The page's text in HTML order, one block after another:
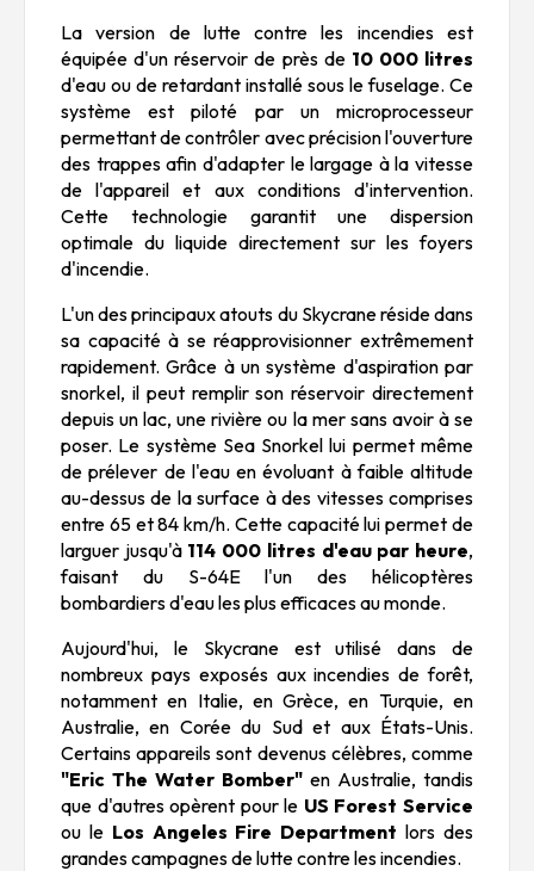
La version de lutte contre les incendies est
équipée d'un réservoir de près de 10 000 litres
d'eau ou de retardant installé sous le fuselage. Ce
système est piloté par un microprocesseur
permettant de contrôler avec précision l'ouverture
des trappes afin d'adapter le largage à la vitesse
de l'appareil et aux conditions d'intervention.
Cette technologie garantit une dispersion
optimale du liquide directement sur les foyers
d'incendie.
L'un des principaux atouts du Skycrane réside dans
sa capacité à se réapprovisionner extrêmement
rapidement. Grâce à un système d'aspiration par
snorkel, il peut remplir son réservoir directement
depuis un lac, une rivière ou la mer sans avoir à se
poser. Le système Sea Snorkel lui permet même
de prélever de l'eau en évoluant à faible altitude
au-dessus de la surface à des vitesses comprises
entre 65 et 84 km/h. Cette capacité lui permet de
larguer jusqu'à 114 000 litres d'eau par heure,
faisant du S-64E l'un des hélicoptères
bombardiers d'eau les plus efficaces au monde.
Aujourd'hui, le Skycrane est utilisé dans de
nombreux pays exposés aux incendies de forêt,
notamment en Italie, en Grèce, en Turquie, en
Australie, en Corée du Sud et aux États-Unis.
Certains appareils sont devenus célèbres, comme
"Eric The Water Bomber" en Australie, tandis
que d'autres opèrent pour le US Forest Service
ou le Los Angeles Fire Department lors des
grandes campagnes de lutte contre les incendies.